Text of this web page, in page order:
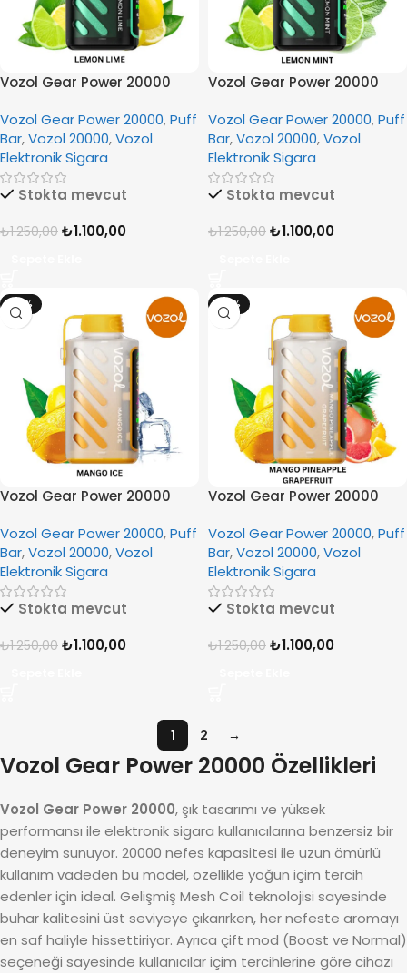
Vozol Gear Power 20000
Vozol Gear Power 20000,Puff
Bar,Vozol 20000,Vozol
Elektronik Sigara
Stokta mevcut
₺1.250,00 ₺1.100,00
Vozol Gear Power 20000
Vozol Gear Power 20000,Puff
Bar,Vozol 20000,Vozol
Elektronik Sigara
Stokta mevcut
₺1.250,00 ₺1.100,00
-12%
Vozol Gear Power 20000
Vozol Gear Power 20000,Puff
Bar,Vozol 20000,Vozol
Elektronik Sigara
Stokta mevcut
₺1.250,00 ₺1.100,00
-12%
Vozol Gear Power 20000
Grapefruit
Vozol Gear Power 20000,Puff
Bar,Vozol 20000,Vozol
Elektronik Sigara
Stokta mevcut
₺1.250,00 ₺1.100,00
1 2 →
Vozol Gear Power 20000 Özellikleri
Vozol Gear Power 20000, şık tasarımı ve yüksek
performansı ile elektronik sigara kullanıcılarına benzersiz bir
deneyim sunuyor. 20000 nefes kapasitesi ile uzun ömürlü
kullanım vadeden bu model, özellikle yoğun içim tercih
edenler için ideal. Gelişmiş Mesh Coil teknolojisi sayesinde
buhar kalitesini üst seviyeye çıkarırken, her nefeste aromayı
en saf haliyle hissettiriyor. Ayrıca çift mod (Boost ve Normal)
seçeneği sayesinde kullanıcılar içim tercihlerine göre cihazı